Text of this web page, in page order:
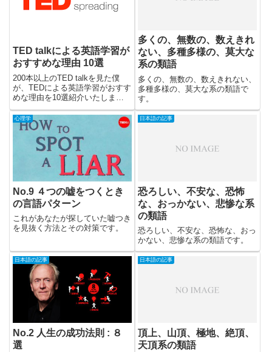
TED talkによる英語学習が
おすすめな理由 10選
200本以上のTED talkを見た僕
が、TEDによる英語学習がおすす
めな理由を10選紹介いたしま
多くの、無数の、数えきれ
ない、多種多様の、莫大な
系の類語
多くの、無数の、数えきれない、
多種多様の、莫大な系の類語で
す。
心理学
No.9 ４つの嘘をつくとき
の言語パターン
これがあなたが探していた嘘つき
を見抜く方法とその対策です。
日本語の記事
恐ろしい、不安な、恐怖
な、おっかない、悲惨な系
の類語
恐ろしい、不安な、恐怖な、おっ
かない、悲惨な系の類語です。
日本語の記事
No.2 人生の成功法則 : ８
選
日本語の記事
頂上、山頂、極地、絶頂、
天頂系の類語